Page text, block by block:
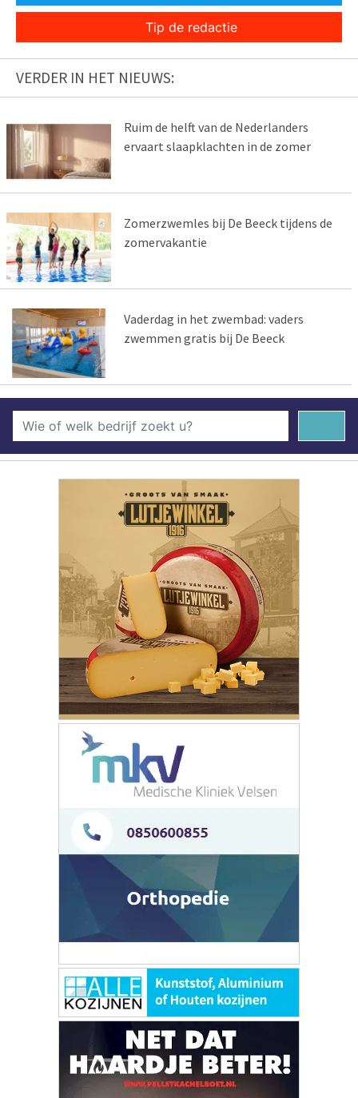
Tip de redactie
VERDER IN HET NIEUWS:
Ruim de helft van de Nederlanders
ervaart slaapklachten in de zomer
Zomerzwemles bij De Beeck tijdens de
zomervakantie
Vaderdag in het zwembad: vaders
zwemmen gratis bij De Beeck